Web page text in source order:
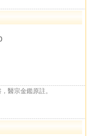
醫宗金鑑原註。